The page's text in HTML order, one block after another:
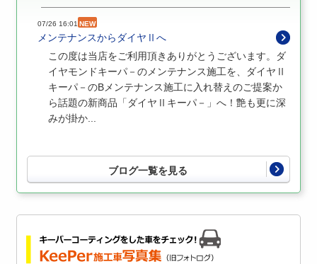
07/26 16:01 NEW
メンテナンスからダイヤⅡへ
この度は当店をご利用頂きありがとうございます。ダ
イヤモンドキーパ－のメンテナンス施工を、ダイヤⅡ
キーパ－のBメンテナンス施工に入れ替えのご提案か
ら話題の新商品「ダイヤⅡキーパ－」へ！艶も更に深
みが掛か...
ブログ一覧を見る